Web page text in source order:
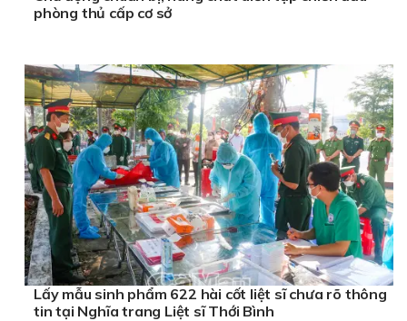
phòng thủ cấp cơ sở
Lấy mẫu sinh phẩm 622 hài cốt liệt sĩ chưa rõ thông
tin tại Nghĩa trang Liệt sĩ Thới Bình